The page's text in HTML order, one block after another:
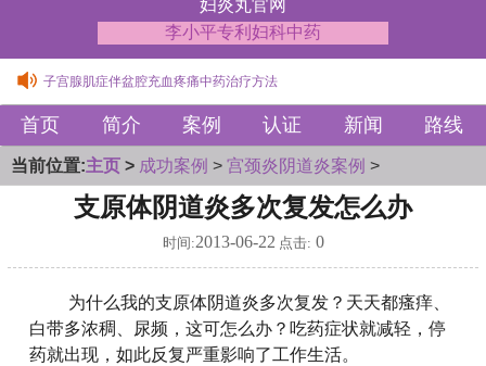
妇炎丸官网
李小平专利妇科中药
女性支原体引发的宫颈炎症状中药调理方
子宫腺肌症伴盆腔充血疼痛中药治疗方法
女性支原体引发的宫颈炎症状中药调理方
子宫腺肌症伴盆腔充血疼痛中药治疗方法
首页 简介 案例 认证 新闻 路线
当前位置:主页 > 成功案例 > 宫颈炎阴道炎案例 >
支原体阴道炎多次复发怎么办
时间:2013-06-22 点击: 0
为什么我的支原体阴道炎多次复发？天天都瘙痒、
白带多浓稠、尿频，这可怎么办？吃药症状就减轻，停
药就出现，如此反复严重影响了工作生活。